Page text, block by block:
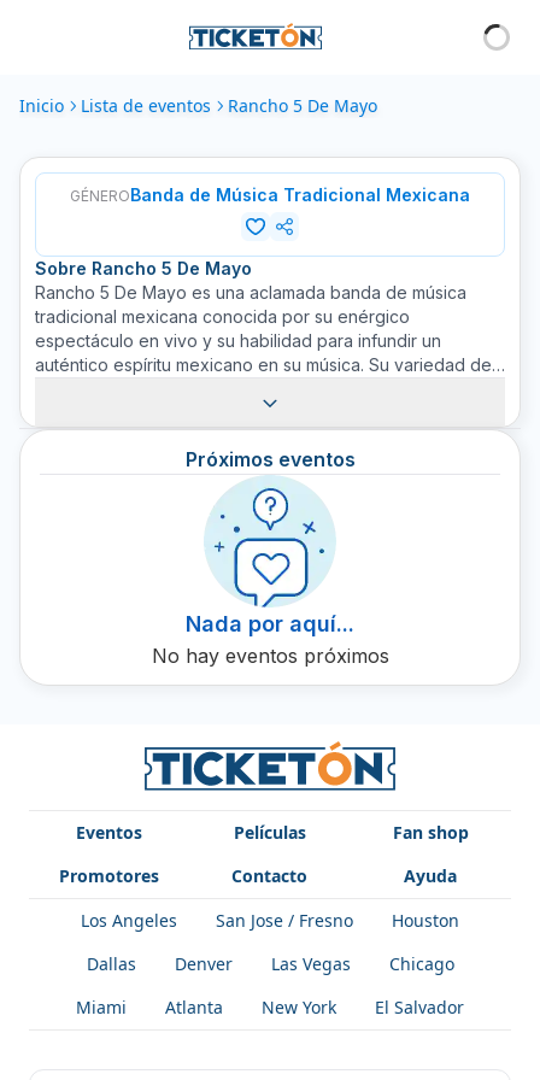
Inicio Lista de eventos Rancho 5 De Mayo
GÉNEROBanda de Música Tradicional Mexicana
Sobre Rancho 5 De Mayo
Rancho 5 De Mayo es una aclamada banda de música
tradicional mexicana conocida por su enérgico
espectáculo en vivo y su habilidad para infundir un
auténtico espíritu mexicano en su música. Su variedad de
música mexicana, entre ellos el mariachi, la música norteña
y el jarocho. Desde su formación, Rancho 5 De Mayo ha
mantenido su compromiso con la autenticidad musical,
siempre procurando un toque moderno. Han llevado su
música a numerosos eventos y festivales, lo que les ha
otorgado un seguimiento de devotos fanáticos. Encuentre
detalles sobre su próxima presentación y disponibilidad
de boletos en Ticketón.
Próximos eventos
Nada por aquí...
No hay eventos próximos
Eventos Películas
Fan shop
Promotores
Contacto
Ayuda
Los Angeles
San Jose / Fresno
Houston
Dallas
Denver Las Vegas
Chicago
Miami
Atlanta New York El Salvador